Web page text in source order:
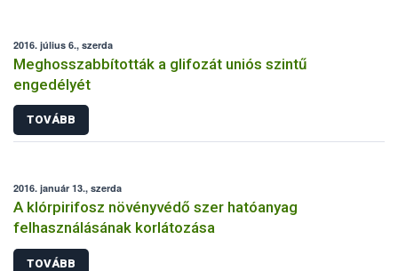
2016. július 6., szerda
Meghosszabbították a glifozát uniós szintű
engedélyét
TOVÁBB
2016. január 13., szerda
A klórpirifosz növényvédő szer hatóanyag
felhasználásának korlátozása
TOVÁBB